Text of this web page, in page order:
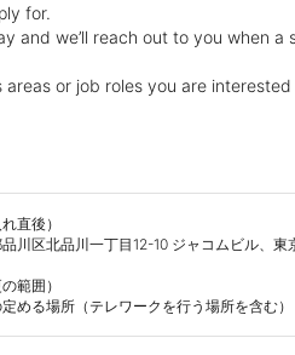
for.
and we’ll reach out to you when a
or job roles you are
れ直後）
川区北品川一丁目12-10 ジャコムビル、
の範囲）
める場所（テレワークを行う場所を含む）